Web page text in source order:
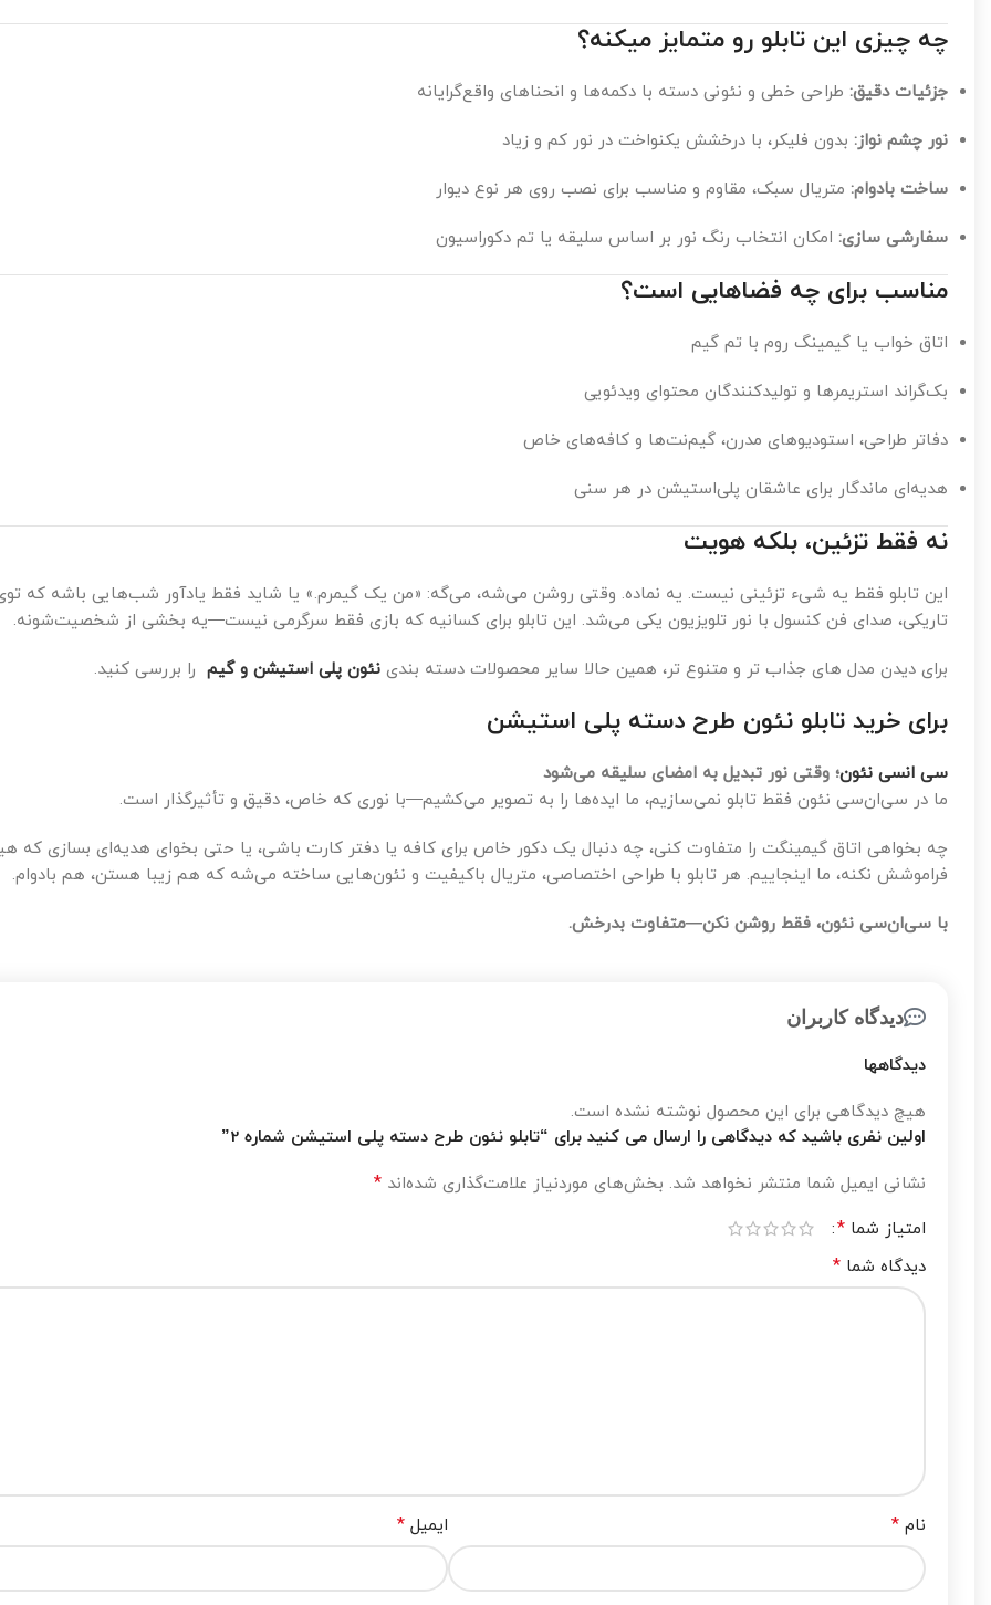
چه چیزی این تابلو رو متمایز میکنه؟
جزئیات دقیق: طراحی خطی و نئونی دسته با دکمه‌ها و انحناهای واقع‌گرایانه
نور چشم نواز: بدون فلیکر، با درخشش یکنواخت در نور کم و زیاد
ساخت بادوام: متریال سبک، مقاوم و مناسب برای نصب روی هر نوع دیوار
سفارشی سازی: امکان انتخاب رنگ نور بر اساس سلیقه یا تم دکوراسیون
مناسب برای چه فضاهایی است؟
اتاق خواب یا گیمینگ روم با تم گیم
بک‌گراند استریمرها و تولیدکنندگان محتوای ویدئویی
دفاتر طراحی، استودیوهای مدرن، گیم‌نت‌ها و کافه‌های خاص
هدیه‌ای ماندگار برای عاشقان پلی‌استیشن در هر سنی
نه فقط تزئین، بلکه هویت
این تابلو فقط یه شیء تزئینی نیست. یه نماده. وقتی روشن می‌شه، می‌گه: «من یک گیمرم.» یا شاید فقط یادآور شب‌هایی باشه که
تاریکی، صدای فن کنسول با نور تلویزیون یکی می‌شد. این تابلو برای کسانیه که بازی فقط سرگرمی نیست—یه بخشی از شخصیت‌شونه.
برای دیدن مدل های جذاب تر و متنوع تر، همین حالا سایر محصولات دسته بندی نئون پلی استیشن و گیم را بررسی کنید.
برای خرید تابلو نئون طرح دسته پلی استیشن
سی انسی نئون؛ وقتی نور تبدیل به امضای سلیقه می‌شود
ما در سی‌ان‌سی نئون فقط تابلو نمی‌سازیم، ما ایده‌ها را به تصویر می‌کشیم—با نوری که خاص، دقیق و تأثیرگذار است.
چه بخواهی اتاق گیمینگت را متفاوت کنی، چه دنبال یک دکور خاص برای کافه یا دفتر کارت باشی، یا حتی بخوای هدیه‌ای بسازی
فراموشش نکنه، ما اینجاییم. هر تابلو با طراحی اختصاصی، متریال باکیفیت و نئون‌هایی ساخته می‌شه که هم زیبا هستن، هم بادوام.
با سی‌ان‌سی نئون، فقط روشن نکن—متفاوت بدرخش.
دیدگاه کاربران
دیدگاهها
هیچ دیدگاهی برای این محصول نوشته نشده است.
اولین نفری باشید که دیدگاهی را ارسال می کنید برای “تابلو نئون طرح دسته پلی استیشن شماره 2”
نشانی ایمیل شما منتشر نخواهد شد. بخش‌های موردنیاز علامت‌گذاری شده‌اند *
امتیاز شما *
دیدگاه شما *
نام * ایمیل *